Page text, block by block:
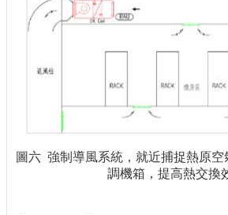
圖六 強制導風系統，就近捕捉熱原
調機箱，提高熱交換